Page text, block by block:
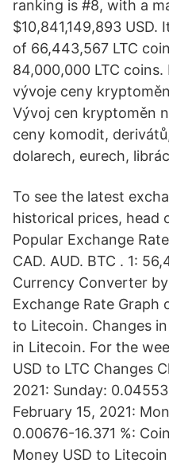
ranking is #8, with a
$10,841,149,893
of 66,443,567 LTC
84,000,000 LTC
vývoje ceny
Vývoj cen kryptoměn
ceny komodit,
dolarech, eurech,
To see the latest
historical prices, head
Popular Exchange
CAD. AUD. BTC . 1:
Currency Converter
Exchange Rate Graph
to Litecoin. Changes
in Litecoin. For the
USD to LTC Changes
2021: Sunday:
February 15, 2021:
0.00676-16.371 %:
Money USD to